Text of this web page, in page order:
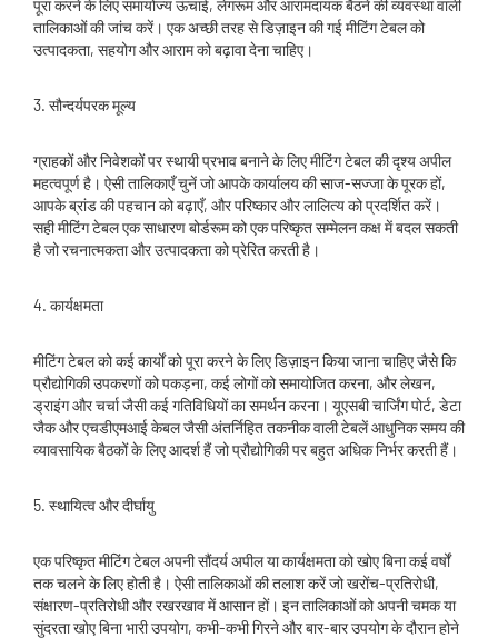
पूरा करने के लिए समायोज्य ऊंचाई, लेगरूम और आरामदायक बैठने की व्यवस्था वाली
तालिकाओं की जांच करें। एक अच्छी तरह से डिज़ाइन की गई मीटिंग टेबल को
उत्पादकता, सहयोग और आराम को बढ़ावा देना चाहिए।
3. सौन्दर्यपरक मूल्य
ग्राहकों और निवेशकों पर स्थायी प्रभाव बनाने के लिए मीटिंग टेबल की दृश्य अपील
महत्वपूर्ण है। ऐसी तालिकाएँ चुनें जो आपके कार्यालय की साज-सज्जा के पूरक हों,
आपके ब्रांड की पहचान को बढ़ाएँ, और परिष्कार और लालित्य को प्रदर्शित करें।
सही मीटिंग टेबल एक साधारण बोर्डरूम को एक परिष्कृत सम्मेलन कक्ष में बदल सकती
है जो रचनात्मकता और उत्पादकता को प्रेरित करती है।
4. कार्यक्षमता
मीटिंग टेबल को कई कार्यों को पूरा करने के लिए डिज़ाइन किया जाना चाहिए जैसे कि
प्रौद्योगिकी उपकरणों को पकड़ना, कई लोगों को समायोजित करना, और लेखन,
ड्राइंग और चर्चा जैसी कई गतिविधियों का समर्थन करना। यूएसबी चार्जिंग पोर्ट, डेटा
जैक और एचडीएमआई केबल जैसी अंतर्निहित तकनीक वाली टेबलें आधुनिक समय की
व्यावसायिक बैठकों के लिए आदर्श हैं जो प्रौद्योगिकी पर बहुत अधिक निर्भर करती हैं।
5. स्थायित्व और दीर्घायु
एक परिष्कृत मीटिंग टेबल अपनी सौंदर्य अपील या कार्यक्षमता को खोए बिना कई वर्षों
तक चलने के लिए होती है। ऐसी तालिकाओं की तलाश करें जो खरोंच-प्रतिरोधी,
संक्षारण-प्रतिरोधी और रखरखाव में आसान हों। इन तालिकाओं को अपनी चमक या
सुंदरता खोए बिना भारी उपयोग, कभी-कभी गिरने और बार-बार उपयोग के दौरान होने